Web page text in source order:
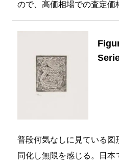
ので、高価相場での査定価
普段何気なしに見ている
同化し無限を感じる。日